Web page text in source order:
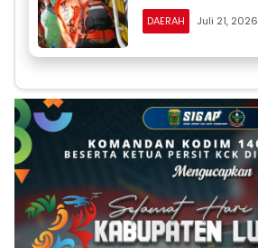
DAERAH Juli 21, 2026